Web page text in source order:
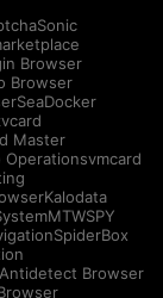
Browser
Browser
SeaDocker
Master
Operationsvmcard
Kalodata
MTWSPY
SpiderBox
Browser